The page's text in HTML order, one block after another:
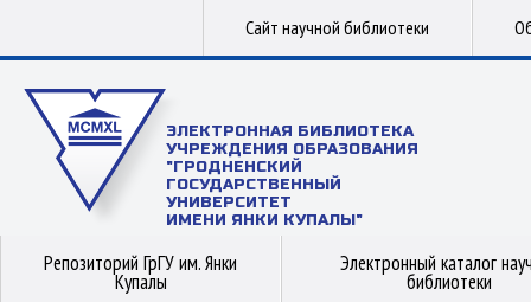
Сайт научной библиотеки
ЭЛЕКТРОННАЯ БИБЛИОТЕКА
УЧРЕЖДЕНИЯ ОБРАЗОВАНИЯ
"ГРОДНЕНСКИЙ
ГОСУДАРСТВЕННЫЙ
УНИВЕРСИТЕТ
ИМЕНИ ЯНКИ КУПАЛЫ"
Репозиторий ГрГУ им. Янки
Купалы
Электронный каталог
библиотеки